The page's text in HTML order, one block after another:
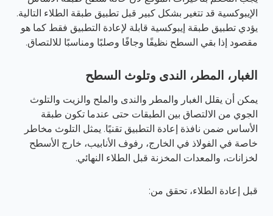
الإيبوكسية قد تتغير بشكل كبير قبل تطبيق طبقة الطلاء التالية.
يؤدي تطبيق طبقة إيبوكسية قابلة لإعادة التطبيق فقط كما هو
مقصود إذا بقي السطح نظيفًا وجافًا وصلبًا ومناسبًا للالتصاق.
الغبار، المطر، الندى وتلوث السطح
يمكن أن يقلل الغبار والمطر والندى والملح والزيت والتلوث
الجوي من الالتصاق بين الطبقات حتى عندما تكون طبقة
الأساس ضمن نافذة إعادة التطبيق تقنيًا. يمثل التلوث مخاطر
خاصة في الفولاذ في الخارج، رفوف الأنابيب، خارج الأسطح
لخزانات، والمعدات المخزنة قبل الطلاء النهائي.
قبل إعادة الطلاء، تحقق من: